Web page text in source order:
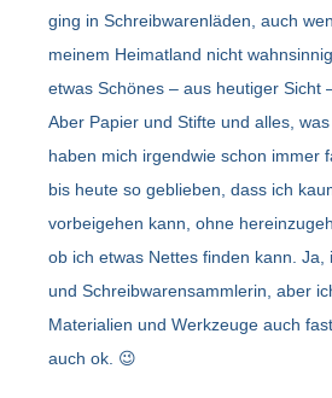
ging in Schreibwarenläden, auch
meinem Heimatland nicht
etwas Schönes – aus heutiger Sicht
Aber Papier und Stifte und alles,
haben mich irgendwie schon immer
bis heute so geblieben, dass ich
vorbeigehen kann, ohne
ob ich etwas Nettes finden kann. Ja,
und Schreibwarensammlerin, aber
Materialien und Werkzeuge auch
auch ok. 😉